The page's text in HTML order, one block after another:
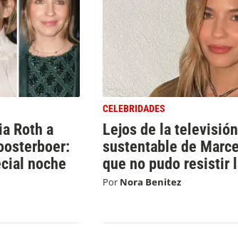
Roth a
noche
CELEBRIDADES
Lejos de la
sustentable de
que no pudo resistir
Por Nora Benitez